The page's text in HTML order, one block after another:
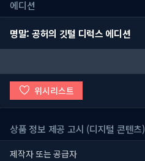
에디션
명말: 공허의 깃털 디럭스 에디션
위시리스트
상품 정보 제공 고시 (디지털 콘텐츠)
제작자 또는 공급자